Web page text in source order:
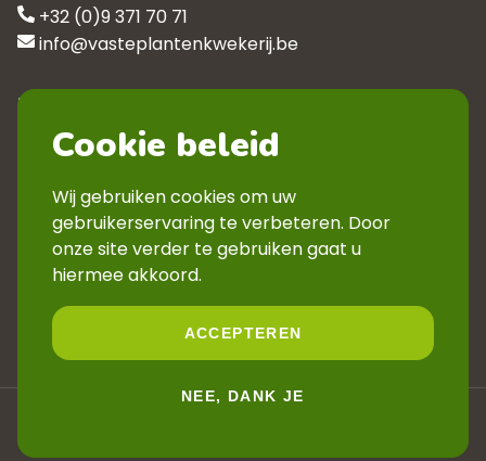
+32 (0)9 371 70 71
info@vasteplantenkwekerij.be
Klantenservice
Contact
Veelgestelde vragen
Verkoopsvoorwaarden
Volg ons
Website by
Cookie beleid
Wij gebruiken cookies om uw
gebruikerservaring te verbeteren. Door
onze site verder te gebruiken gaat u
hiermee akkoord.
ACCEPTEREN
NEE, DANK JE